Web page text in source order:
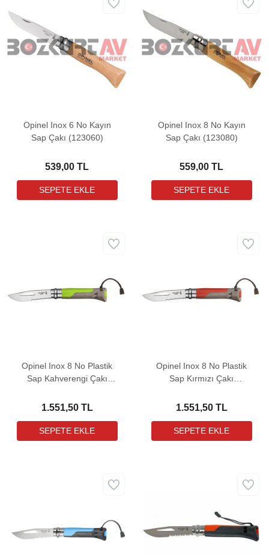
Opinel Inox 6 No Kayın
Sap Çakı (123060)
539,00 TL
Opinel Inox 8 No Kayın
Sap Çakı (123080)
559,00 TL
Opinel Inox 8 No Plastik
Sap Kahverengi Çakı
1.551,50 TL
Opinel Inox 8 No Plastik
Sap Kırmızı Çakı
1.551,50 TL